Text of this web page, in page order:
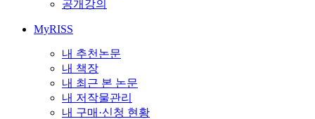
공개강의
MyRISS
내 추천논문
내 책장
내 최근 본 논문
내 저작물관리
내 구매·신청 현황